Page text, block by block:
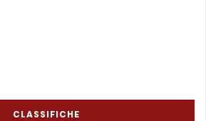
CLASSIFICHE